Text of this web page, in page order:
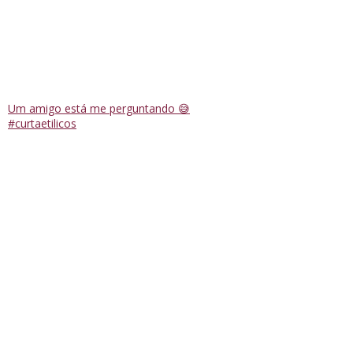
Um amigo está me perguntando 😅
#curtaetilicos